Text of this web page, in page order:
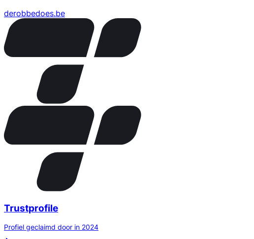
derobbedoes.be
Trustprofile
Profiel geclaimd door in 2024